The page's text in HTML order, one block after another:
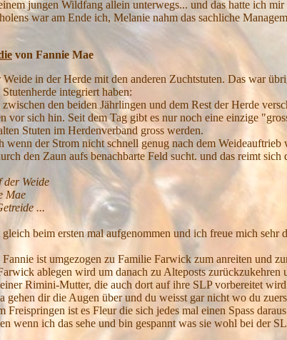
jungen Wildfang allein unterwegs... und das hatte ich mir
war am Ende ich, Melanie nahm das sachliche
von Fannie Mae
in der Herde mit den anderen Zuchtstuten. Das war
integriert haben:
den beiden Jährlingen und dem Rest der Herde
vor sich hin. Seit dem Tag gibt es nur noch eine einzige
Stuten im Herdenverband gross werden.
der Strom nicht schnell genug nach dem Weideauftrieb
den Zaun aufs benachbarte Feld sucht. und das reimt sich
...
beim ersten mal aufgenommen und ich freue mich
ist umgezogen zu Familie Farwickzum anreiten und
ablegen wird um danach zu Alteposts
Rimini-Mutter, die auch dort auf ihre SLP vorbereitet
dir die Augen über und du weisst gar nicht wo du
ist es Fleur die sich jedes mal einen Spass
wenn ich das sehe und bin gespannt was sie wohl bei der